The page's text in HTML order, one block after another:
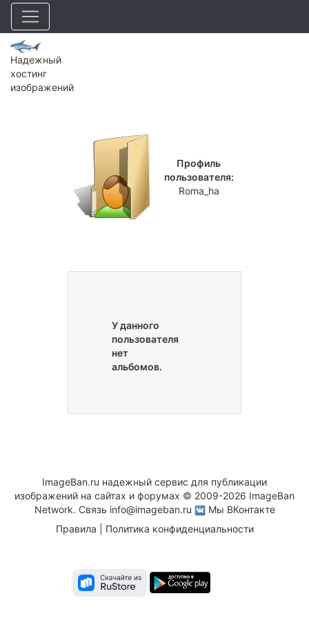
Надежный
хостинг
изображений
Профиль
пользователя:
Roma_ha
У данного
пользователя
нет
альбомов.
ImageBan.ru надежный сервис для публикации
изображений на сайтах и форумах © 2009-2026 ImageBan
Network. Связь info@imageban.ru
Мы ВКонтакте
Правила
Политика конфиденциальности